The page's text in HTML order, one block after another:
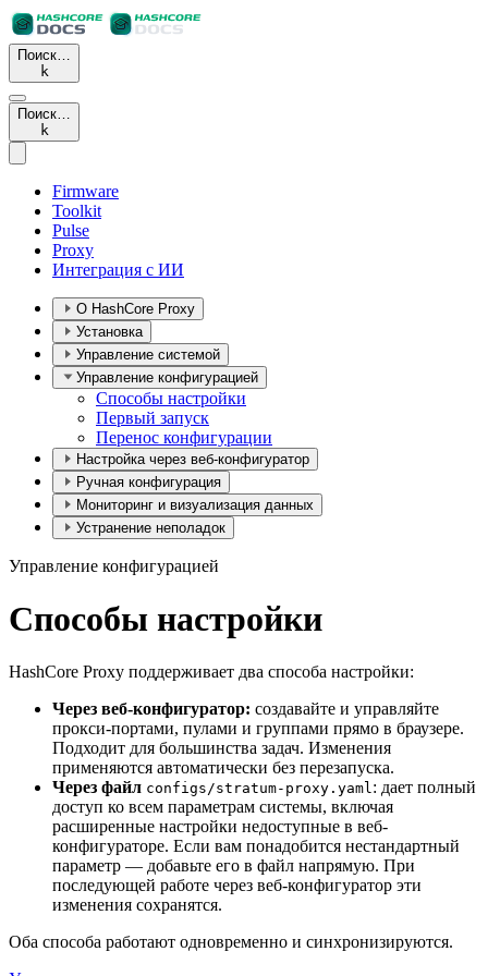
Поиск…
k
Поиск…
k
Firmware
Toolkit
Pulse
Proxy
Интеграция с ИИ
О HashCore Proxy
Установка
Управление системой
Управление конфигурацией
Способы настройки
Первый запуск
Перенос конфигурации
Настройка через веб-конфигуратор
Ручная конфигурация
Мониторинг и визуализация данных
Устранение неполадок
Управление конфигурацией
Способы настройки
HashCore Proxy поддерживает два способа настройки:
Через веб-конфигуратор: создавайте и управляйте
прокси-портами, пулами и группами прямо в браузере.
Подходит для большинства задач. Изменения
применяются автоматически без перезапуска.
Через файл configs/stratum-proxy.yaml: дает полный
доступ ко всем параметрам системы, включая
расширенные настройки недоступные в веб-
конфигураторе. Если вам понадобится нестандартный
параметр — добавьте его в файл напрямую. При
последующей работе через веб-конфигуратор эти
изменения сохранятся.
Оба способа работают одновременно и синхронизируются.